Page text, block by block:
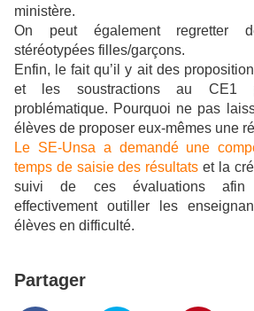
ministère.
On peut également regretter
stéréotypées filles/garçons.
Enfin, le fait qu’il y ait des
et les soustractions au CE1
problématique. Pourquoi ne pas
élèves de proposer eux-mêmes une
Le SE-Unsa a demandé une
temps de saisie des résultats et la
suivi de ces évaluations afin
effectivement outiller les
élèves en difficulté.
Partager